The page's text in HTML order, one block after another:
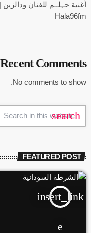
Hala96fm
Recent Comments
No comments to show.
search
FEATURED POST
insert_link